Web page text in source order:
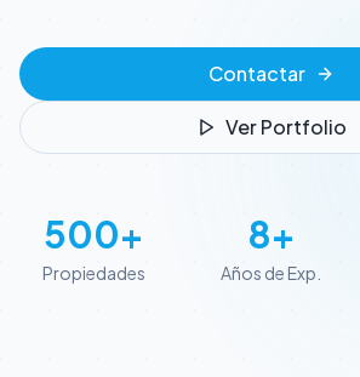
Contactar
Ver Portfolio
500+
Propiedades
8+
Años de Exp.